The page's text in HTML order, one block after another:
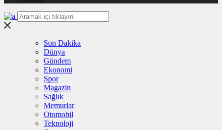
Son Dakika
Dünya
Gündem
Ekonomi
Spor
Magazin
Sağlık
Memurlar
Otomobil
Teknoloji